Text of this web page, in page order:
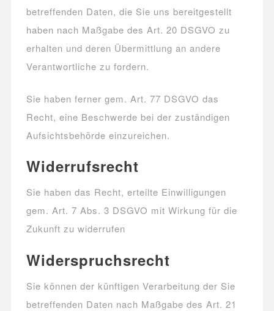
betreffenden Daten, die Sie uns bereitgestellt
haben nach Maßgabe des Art. 20 DSGVO zu
erhalten und deren Übermittlung an andere
Verantwortliche zu fordern.
Sie haben ferner gem. Art. 77 DSGVO das
Recht, eine Beschwerde bei der zuständigen
Aufsichtsbehörde einzureichen.
Widerrufsrecht
Sie haben das Recht, erteilte Einwilligungen
gem. Art. 7 Abs. 3 DSGVO mit Wirkung für die
Zukunft zu widerrufen
Widerspruchsrecht
Sie können der künftigen Verarbeitung der Sie
betreffenden Daten nach Maßgabe des Art. 21